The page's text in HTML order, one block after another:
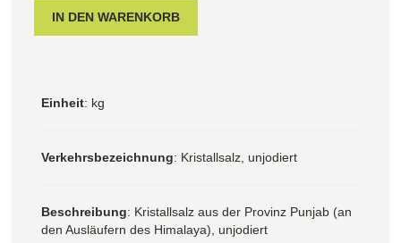
Einheit: kg
Verkehrsbezeichnung: Kristallsalz, unjodiert
Beschreibung: Kristallsalz aus der Provinz Punjab (an
den Ausläufern des Himalaya), unjodiert